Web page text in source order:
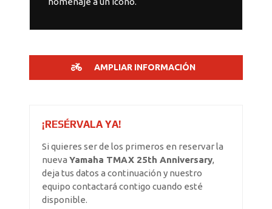
AMPLIAR INFORMACIÓN
¡RESÉRVALA YA!
Si quieres ser de los primeros en reservar la
nueva Yamaha TMAX 25th Anniversary,
deja tus datos a continuación y nuestro
equipo contactará contigo cuando esté
disponible.